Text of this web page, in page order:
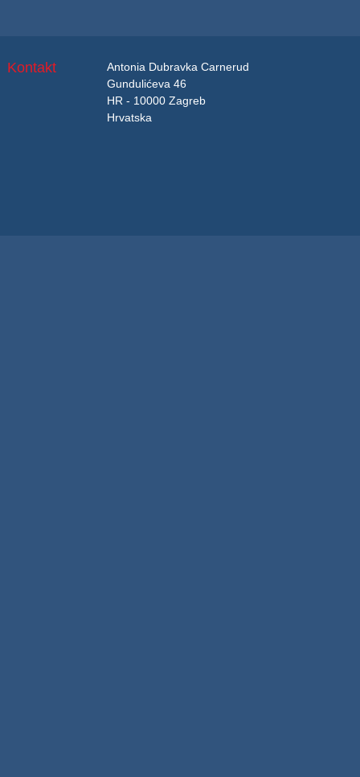
Kontakt
Antonia Dubravka Carnerud
Gundulićeva 46
HR - 10000 Zagreb
Hrvatska